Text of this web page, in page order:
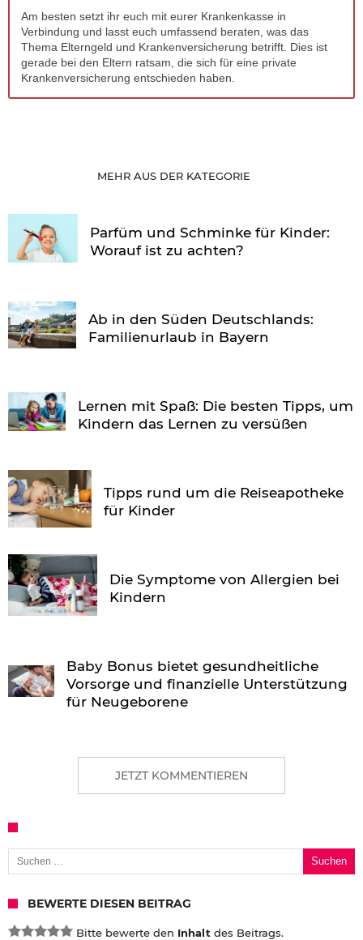
Am besten setzt ihr euch mit eurer Krankenkasse in
Verbindung und lasst euch umfassend beraten, was das
Thema Elterngeld und Krankenversicherung betrifft. Dies ist
gerade bei den Eltern ratsam, die sich für eine private
Krankenversicherung entschieden haben.
MEHR AUS DER KATEGORIE
Parfüm und Schminke für Kinder:
Worauf ist zu achten?
Ab in den Süden Deutschlands:
Familienurlaub in Bayern
Lernen mit Spaß: Die besten Tipps, um
Kindern das Lernen zu versüßen
Tipps rund um die Reiseapotheke
für Kinder
Die Symptome von Allergien bei
Kindern
Baby Bonus bietet gesundheitliche
Vorsorge und finanzielle Unterstützung
für Neugeborene
JETZT KOMMENTIEREN
Suchen nach:
BEWERTE DIESEN BEITRAG
Bitte bewerte den Inhalt des Beitrags.